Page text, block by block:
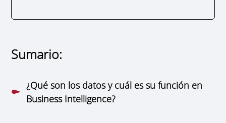
Sumario:
¿Qué son los datos y cuál es su función en
Business Intelligence?